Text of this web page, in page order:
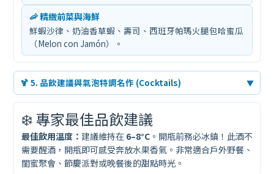
🦐 精緻前菜與海鮮
鮮蝦沙律、奶油香草蝦、壽司、西班牙帕瑪火腿包哈蜜瓜
（Melon con Jamón）。
🍹 5. 品飲建議與氣泡特調名作 (Cocktails) ▼
❄️ 專家最佳品飲建議
最佳飲用溫度： 建議維持在 6–8°C 。開瓶前務必冰鎮！此酒不
需要醒酒，開瓶即可感受奔放水果香氣。非常適合戶外野餐、
閨蜜聚會、節慶派對或晚餐後的甜點時光。